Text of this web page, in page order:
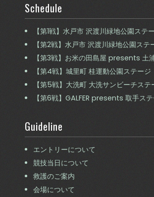
Schedule
【第1戦】水戸市 沢渡川緑地公園ステ
【第2戦】水戸市 沢渡川緑地公園ステ
【第3戦】お米の田島屋 presents 土
【第4戦】城里町 桂運動公園ステージ
【第5戦】大洗町 大洗サンビーチステ
【第6戦】GALFER presents 取手ステ
Guideline
エントリーについて
競技当日について
救護のご案内
会場について